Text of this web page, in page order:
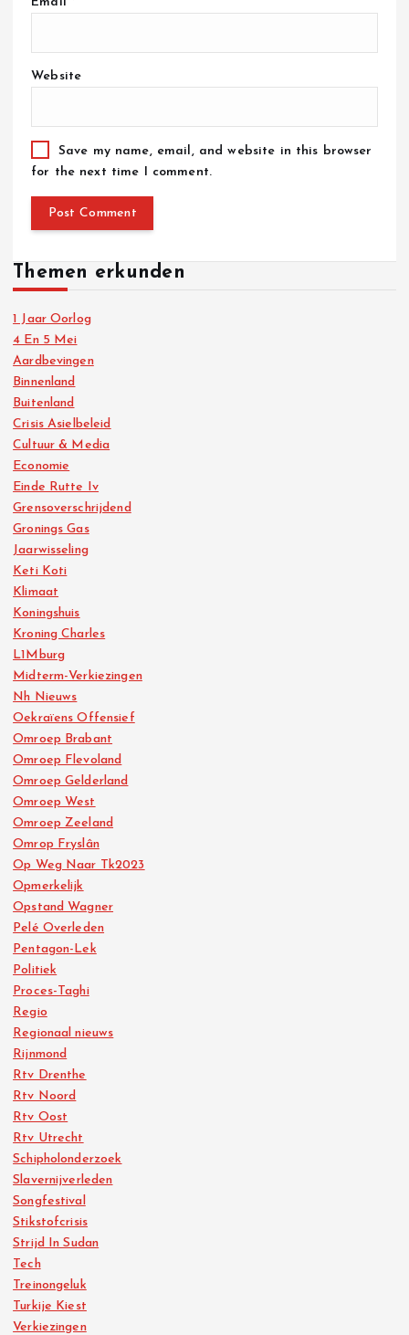
Website
Save my name, email, and website in this browser
for the next time I comment.
Themen erkunden
1 Jaar Oorlog
4 En 5 Mei
Aardbevingen
Binnenland
Buitenland
Crisis Asielbeleid
Cultuur & Media
Economie
Einde Rutte Iv
Grensoverschrijdend
Gronings Gas
Jaarwisseling
Keti Koti
Klimaat
Koningshuis
Kroning Charles
L1Mburg
Midterm-Verkiezingen
Nh Nieuws
Oekraïens Offensief
Omroep Brabant
Omroep Flevoland
Omroep Gelderland
Omroep West
Omroep Zeeland
Omrop Fryslân
Op Weg Naar Tk2023
Opmerkelijk
Opstand Wagner
Pelé Overleden
Pentagon-Lek
Politiek
Proces-Taghi
Regio
Regionaal nieuws
Rijnmond
Rtv Drenthe
Rtv Noord
Rtv Oost
Rtv Utrecht
Schipholonderzoek
Slavernijverleden
Songfestival
Stikstofcrisis
Strijd In Sudan
Tech
Treinongeluk
Turkije Kiest
Verkiezingen